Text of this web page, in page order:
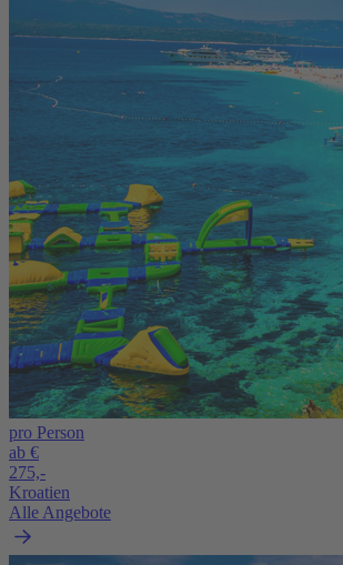
pro Person
ab €
275,-
Kroatien
Alle Angebote